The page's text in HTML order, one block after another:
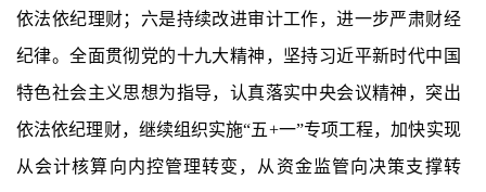
依法依纪理财；六是持续改进审计工作，进一步严肃财经
纪律。全面贯彻党的十九大精神，坚持习近平新时代中国
特色社会主义思想为指导，认真落实中央会议精神，突出
依法依纪理财，继续组织实施“五+一”专项工程，加快实现
从会计核算向内控管理转变，从资金监管向决策支撑转